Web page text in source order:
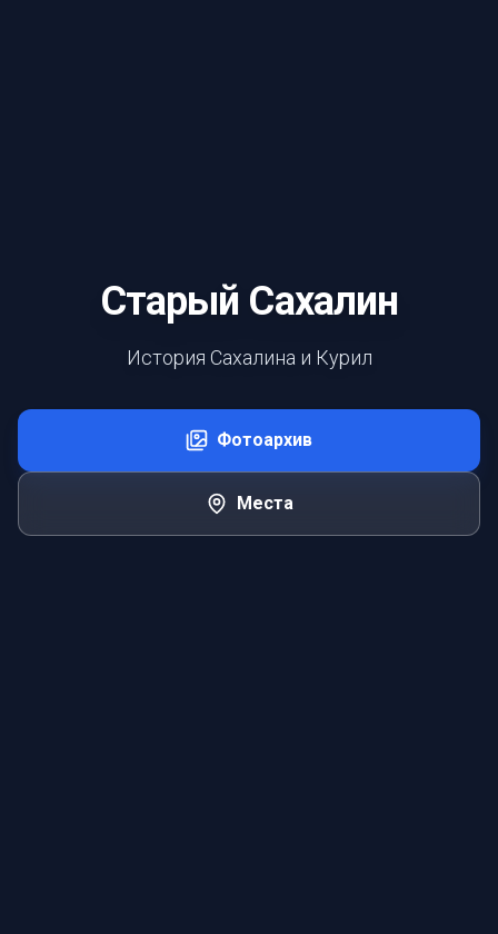
Старый Сахалин
История Сахалина и Курил
Фотоархив
Места